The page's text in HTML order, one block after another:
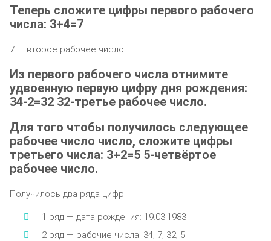
Теперь сложите цифры первого рабочего
числа: 3+4=7
7 — второе рабочее число
Из первого рабочего числа отнимите
удвоенную первую цифру дня рождения:
34-2=32 32-третье рабочее число.
Для того чтобы получилось следующее
рабочее число число, сложите цифры
третьего числа: 3+2=5 5-четвёртое
рабочее число.
Получилось два ряда цифр:
1 ряд — дата рождения: 19.03.1983
2 ряд — рабочие числа: 34; 7; 32; 5.